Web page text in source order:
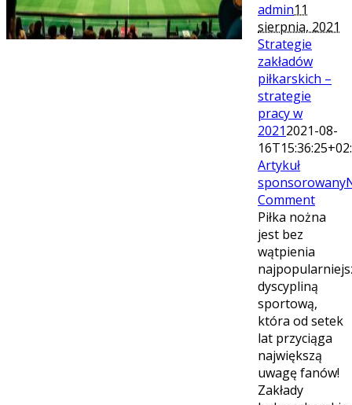
admin11
sierpnia, 2021
Strategie
zakładów
piłkarskich –
strategie
pracy w
20212021-08-
Artykuł
sponsorowany
Comment
Piłka nożna
jest bez
wątpienia
dyscypliną
sportową,
która od setek
lat przyciąga
największą
uwagę fanów!
Zakłady